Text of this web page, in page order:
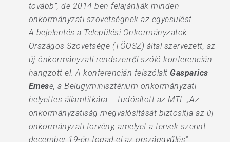
tovább”, de 2014-ben felajánlják minden
önkormányzati szövetségnek az egyesülést.
A bejelentés a Települési Önkormányzatok
Országos Szövetsége (TÖOSZ) által szervezett, az
új önkormányzati rendszerről szóló konferencián
hangzott el. A konferencián felszólaltGasparics
Emese, a Belügyminisztérium önkormányzati
helyettes államtitkára – tudósított az MTI. „Az
önkormányzatiság megvalósítását biztosítja az új
önkormányzati törvény, amelyet a tervek szerint
december 19-én fogad el az országgyűlés” –